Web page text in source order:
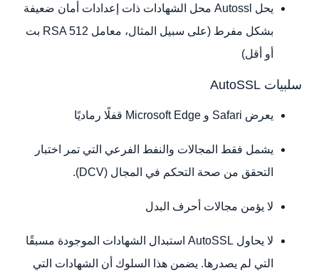
يحل Autossl محل الشهادات ذات إعدادات أمان ضعيفة
بشكل مفرط (على سبيل المثال، معامل RSA 512 بت
أو أقل)
سلبيات AutoSSL
يعرض Safari و Microsoft Edge قفلًا رماديًا
يشمل فقط المجالات والنفط الفرعي التي تمر اختبار
التحقق من صحة التحكم في المجال (DCV).
لا يؤمن مجالات أحرف البدل
لا يحاول AutoSSL استبدال الشهادات الموجودة مسبقًا
التي لم يصدرها. يضمن هذا السلوك أن الشهادات التي